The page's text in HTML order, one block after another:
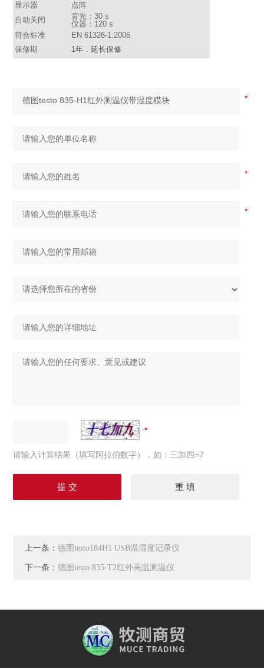
显示器
点阵
自动关闭
背光：30 s
仪器：120 s
符合标准
EN 61326-1:2006
保修期
1年，延长保修
请输入计算结果（填写阿拉伯数字），如：三加四=7
上一条：德图testo184H1 USB温湿度记录仪
下一条：德图testo 835-T2红外高温测温仪